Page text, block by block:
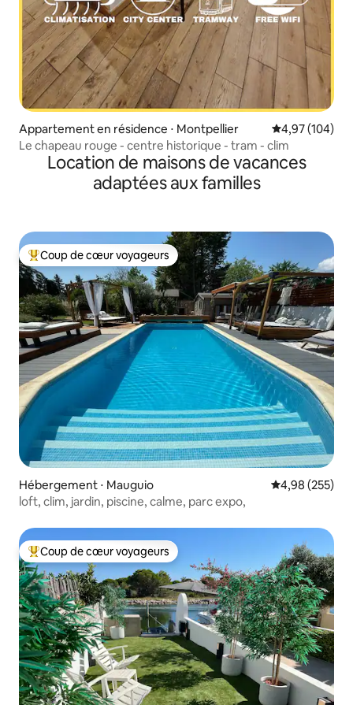
Appartement en résidence ⋅ Montpellier Évaluation
4,97 (104)
Le chapeau rouge - centre historique - tram - clim
Location de maisons de vacances
adaptées aux familles
Coups de cœur voyageurs les plus appréciés
Coup de cœur voyageurs
Hébergement ⋅ Mauguio Évaluation
4,98 (255)
loft, clim, jardin, piscine, calme, parc expo,
Coups de cœur voyageurs les plus appréciés
Coup de cœur voyageurs